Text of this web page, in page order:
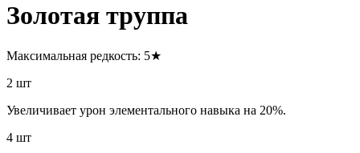
Золотая труппа
Максимальная редкость: 5★
2 шт
Увеличивает урон элементального навыка на 20%.
4 шт